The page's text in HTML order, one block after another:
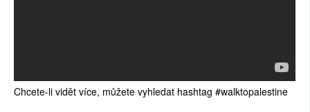
Chcete-li vidět více, můžete vyhledat hashtag #walktopalestine